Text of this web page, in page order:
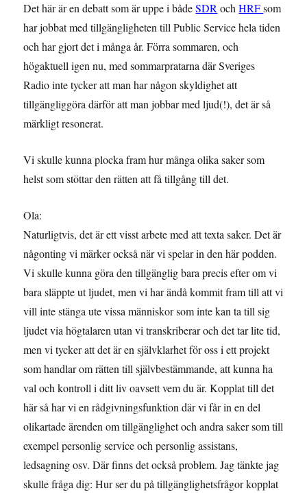
Det här är en debatt som är uppe i bådeSDRochHRFsom
har jobbat med tillgängligheten till Public Service hela tiden
och har gjort det i många år. Förra sommaren, och
högaktuell igen nu, med sommarpratarna där Sveriges
Radio inte tycker att man har någon skyldighet att
tillgängliggöra därför att man jobbar med ljud(!), det är så
märkligt resonerat.
Vi skulle kunna plocka fram hur många olika saker som
helst som stöttar den rätten att få tillgång till det.
Ola:
Naturligtvis, det är ett visst arbete med att texta saker. Det är
någonting vi märker också när vi spelar in den här podden.
Vi skulle kunna göra den tillgänglig bara precis efter om vi
bara släppte ut ljudet, men vi har ändå kommit fram till att vi
vill inte stänga ute vissa människor som inte kan ta till sig
ljudet via högtalaren utan vi transkriberar och det tar lite tid,
men vi tycker att det är en självklarhet för oss i ett projekt
som handlar om rätten till självbestämmande, att kunna ha
val och kontroll i ditt liv oavsett vem du är. Kopplat till det
här så har vi en rådgivningsfunktion där vi får in en del
olikartade ärenden om tillgänglighet och andra saker som till
exempel personlig service och personlig assistans,
ledsagning osv. Där finns det också problem. Jag tänkte jag
skulle fråga dig: Hur ser du på tillgänglighetsfrågor kopplat